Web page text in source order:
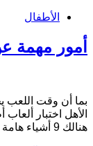
الأطفال
مهمة
أن وقت اللعب
اختبار ألعاب
9 أشياء هامة حول سلامة أطفالك أثناء اللعب :